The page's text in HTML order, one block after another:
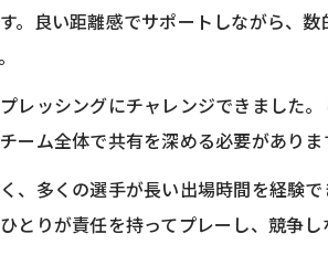
。良い距離感でサポートしながら、
レッシングにチャレンジできました
ーム全体で共有を深める必要がありま
、多くの選手が長い出場時間を経験で
とりが責任を持ってプレーし、競争